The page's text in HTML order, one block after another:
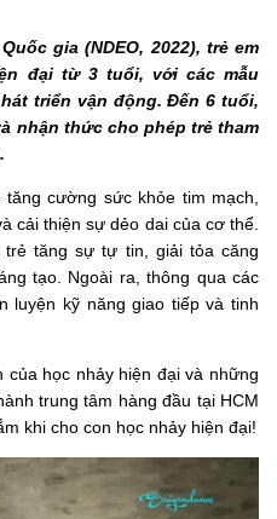
gia (NDEO, 2022), trẻ em
đại từ 3 tuổi, với các mẫu
triển vận động. Đến 6 tuổi,
nhận thức cho phép trẻ tham
cường sức khỏe tim mạch,
cải thiện sự dẻo dai của cơ thể.
tăng sự tự tin, giải tỏa căng
tạo. Ngoài ra, thông qua các
luyện kỹ năng giao tiếp và tinh
học nhảy hiện đại và những
trung tâm hàng đầu tại HCM
khi cho con học nhảy hiện đại!